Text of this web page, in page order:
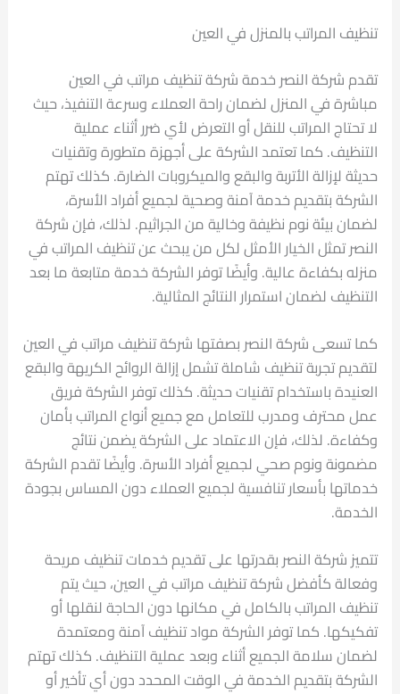
تنظيف المراتب بالمنزل في العين
تقدم شركة النصر خدمة شركة تنظيف مراتب في العين
مباشرة في المنزل لضمان راحة العملاء وسرعة التنفيذ، حيث
لا تحتاج المراتب للنقل أو التعرض لأي ضرر أثناء عملية
التنظيف. كما تعتمد الشركة على أجهزة متطورة وتقنيات
حديثة لإزالة الأتربة والبقع والميكروبات الضارة. كذلك تهتم
الشركة بتقديم خدمة آمنة وصحية لجميع أفراد الأسرة،
لضمان بيئة نوم نظيفة وخالية من الجراثيم. لذلك، فإن شركة
النصر تمثل الخيار الأمثل لكل من يبحث عن تنظيف المراتب في
منزله بكفاءة عالية. وأيضًا توفر الشركة خدمة متابعة ما بعد
التنظيف لضمان استمرار النتائج المثالية.
كما تسعى شركة النصر بصفتها شركة تنظيف مراتب في العين
لتقديم تجربة تنظيف شاملة تشمل إزالة الروائح الكريهة والبقع
العنيدة باستخدام تقنيات حديثة. كذلك توفر الشركة فريق
عمل محترف ومدرب للتعامل مع جميع أنواع المراتب بأمان
وكفاءة. لذلك، فإن الاعتماد على الشركة يضمن نتائج
مضمونة ونوم صحي لجميع أفراد الأسرة. وأيضًا تقدم الشركة
خدماتها بأسعار تنافسية لجميع العملاء دون المساس بجودة
الخدمة.
تتميز شركة النصر بقدرتها على تقديم خدمات تنظيف مريحة
وفعالة كأفضل شركة تنظيف مراتب في العين، حيث يتم
تنظيف المراتب بالكامل في مكانها دون الحاجة لنقلها أو
تفكيكها. كما توفر الشركة مواد تنظيف آمنة ومعتمدة
لضمان سلامة الجميع أثناء وبعد عملية التنظيف. كذلك تهتم
الشركة بتقديم الخدمة في الوقت المحدد دون أي تأخير أو